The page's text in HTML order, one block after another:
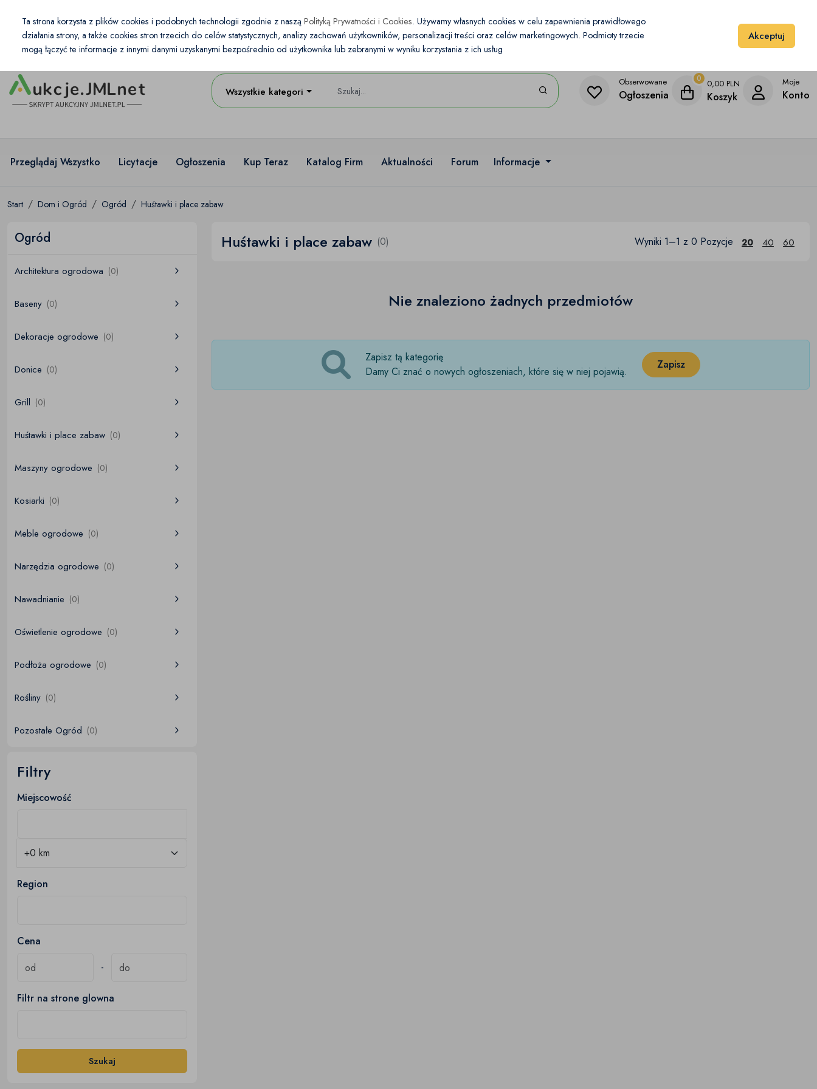
PL PLN Moje konto Dodaj przedmiot
Wszystkie kategorie
Obserwowane
Ogłoszenia
0 0,00 PLN
Koszyk
Moje
Konto
Przeglądaj Wszystko Licytacje Ogłoszenia Kup Teraz Katalog Firm Aktualności Forum Informacje
Start Dom i Ogród Ogród Huśtawki i place zabaw
Ogród
Architektura ogrodowa (0)
Baseny (0)
Dekoracje ogrodowe (0)
Donice (0)
Grill (0)
Huśtawki i place zabaw (0)
Maszyny ogrodowe (0)
Kosiarki (0)
Meble ogrodowe (0)
Narzędzia ogrodowe (0)
Nawadnianie (0)
Oświetlenie ogrodowe (0)
Podłoża ogrodowe (0)
Rośliny (0)
Pozostałe Ogród (0)
Filtry
Miejscowość
Region
Cena
-
Filtr na strone glowna
Szukaj
Huśtawki i place zabaw (0) Wyniki 1–1 z 0 Pozycje 20 40 60
Nie znaleziono żadnych przedmiotów
Zapisz tą kategorię
Damy Ci znać o nowych ogłoszeniach, które się w niej pojawią.
Zapisz
Ta strona korzysta z plików cookies i podobnych technologii zgodnie z naszą Polityką Prywatności i Cookies. Używamy własnych cookies w celu zapewnienia prawidłowego
działania strony, a także cookies stron trzecich do celów statystycznych, analizy zachowań użytkowników, personalizacji treści oraz celów marketingowych. Podmioty trzecie
mogą łączyć te informacje z innymi danymi uzyskanymi bezpośrednio od użytkownika lub zebranymi w wyniku korzystania z ich usług
Akceptuj